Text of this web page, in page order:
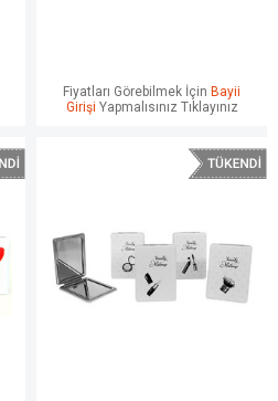
Fiyatları Görebilmek İçin Bayii
Girişi Yapmalısınız Tıklayınız